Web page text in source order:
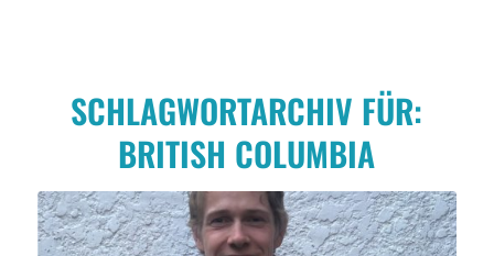
SCHLAGWORTARCHIV FÜR:
BRITISH COLUMBIA